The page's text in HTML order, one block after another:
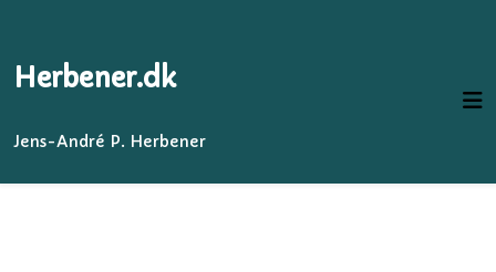
Herbener.dk
Jens-André P. Herbener